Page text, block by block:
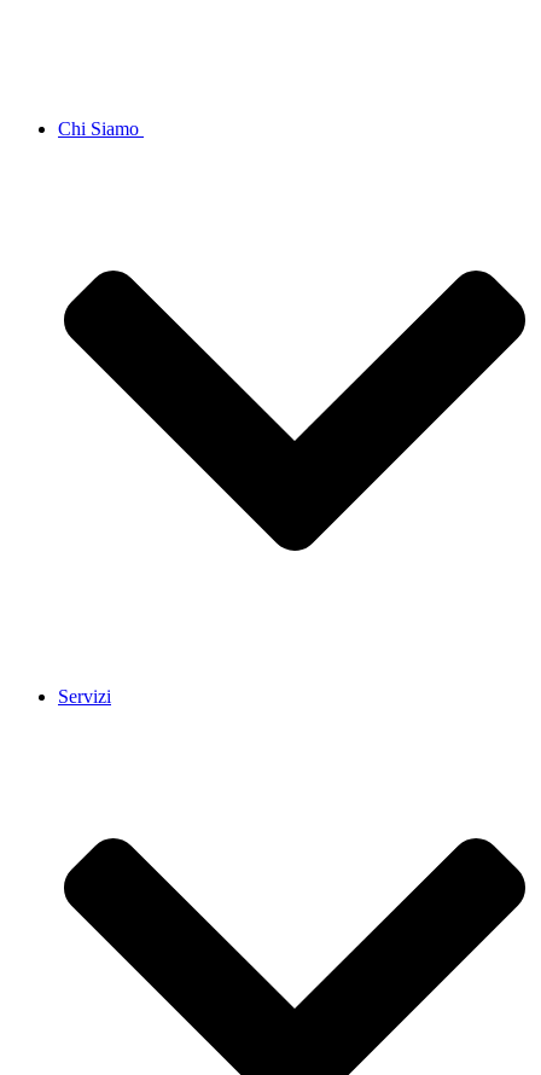
Chi Siamo
Servizi